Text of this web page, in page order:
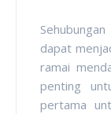
dapat
ramai
penting
pertama